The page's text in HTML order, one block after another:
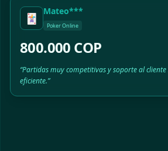
🃏
Mateo***
Poker Online
800.000 COP
“Partidas muy competitivas y soporte al
eficiente.”